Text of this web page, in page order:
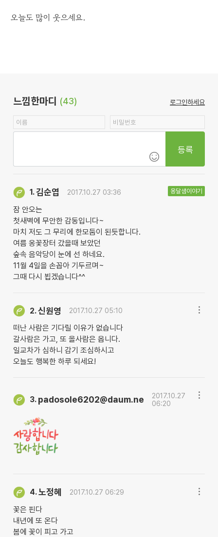
오늘도 많이 웃으세요.
느낌한마디 (43) 로그인하세요
등록
1.김순엽 2017.10.27 03:36
잠 안오는
첫새벽에 무안한 감동입니다~
마치 저도 그 무리에 한모둠이 된듯합니다.
여름 옹꽃장터 갔을때 보았던
숲속 음악당이 눈에 선 하네요.
11월 4일을 손꼽아 기두르며~
그때 다시 뵙겠습니다^^
옹달샘이야기
2.신원영 2017.10.27 05:10
떠난 사람은 기다릴 이유가 없습니다
갈사람은 가고, 또 올사람은 옵니다.
일교차가 심하니 감기 조심하시고
오늘도 행복한 하루 되세요!
3. padosole6202@daum.ne
2017.10.27
06:20
4.노정혜 2017.10.27 06:29
꽃은 핀다
내년에 또 온다
봄에 꽃이 피고 가고